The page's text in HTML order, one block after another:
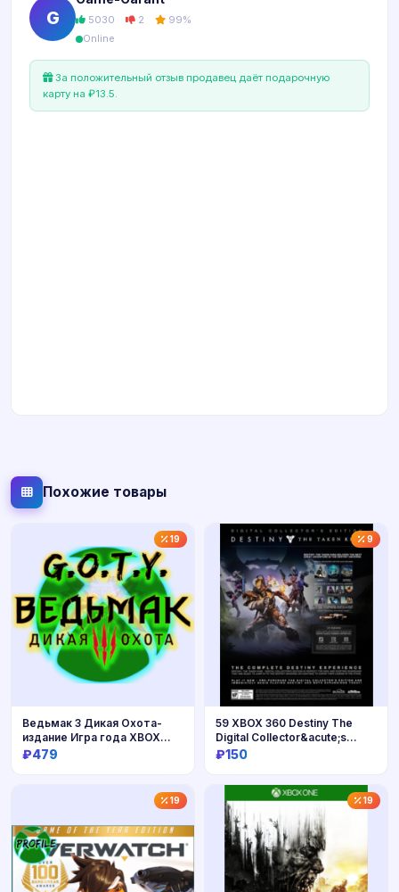
G 5030 2 99%
Online
За положительный отзыв продавец даёт подарочную
карту на ₽13.5.
Похожие товары
19
Ведьмак 3 Дикая Охота-
издание Игра года XBOX
ONE
₽479
9
Купить
59 XBOX 360 Destiny The
Digital Collector&acute;s
Edition
₽150
19 19